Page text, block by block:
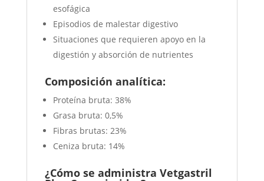
esofágica
Episodios de malestar digestivo
Situaciones que requieren apoyo en la
digestión y absorción de nutrientes
Composición analítica:
Proteína bruta: 38%
Grasa bruta: 0,5%
Fibras brutas: 23%
Ceniza bruta: 14%
¿Cómo se administra Vetgastril